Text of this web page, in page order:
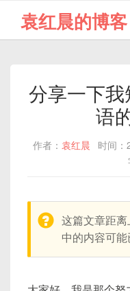
袁红晨的博客
分享一下
语
作者： 袁红晨 时间：
warning:
这篇文章距
中的内容可能